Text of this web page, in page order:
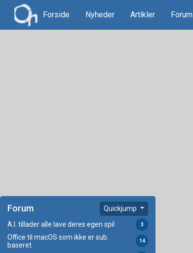
Forside Nyheder Artikler Forum
Forum Quickjump
A.I. tillader alle lave deres egen spil 3
Office til macOS som ikke er sub.
baseret
14